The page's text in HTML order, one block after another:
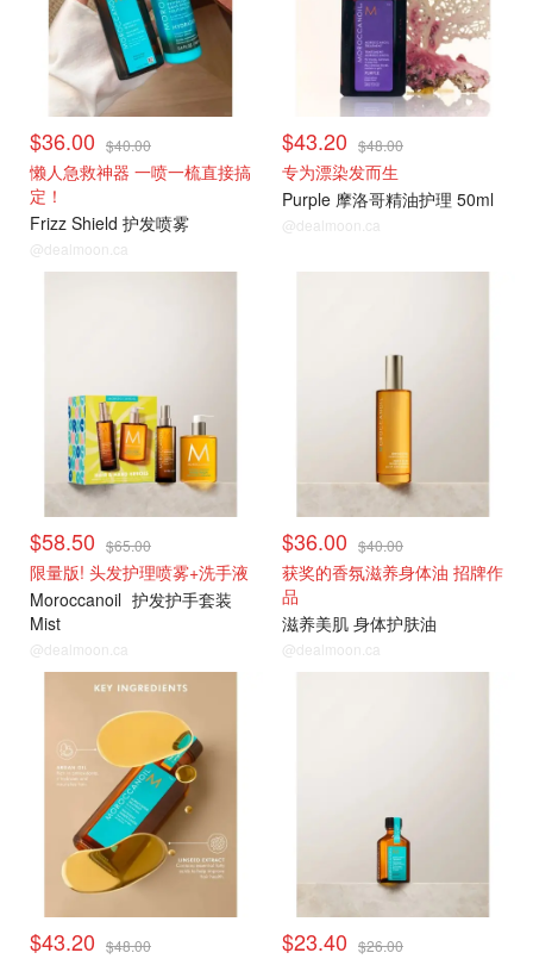
$36.00 $40.00
懒人急救神器 一喷一梳直接搞
定！
Frizz Shield 护发喷雾
@dealmoon.ca
$43.20 $48.00
专为漂染发而生
Purple 摩洛哥精油护理 50ml
@dealmoon.ca
$58.50 $65.00
限量版! 头发护理喷雾+洗手液
Moroccanoil 护发护手套装
Mist
@dealmoon.ca
$36.00 $40.00
获奖的香氛滋养身体油 招牌作
品
滋养美肌 身体护肤油
@dealmoon.ca
爆款9折薅
$43.20 $48.00 $23.40 $26.00